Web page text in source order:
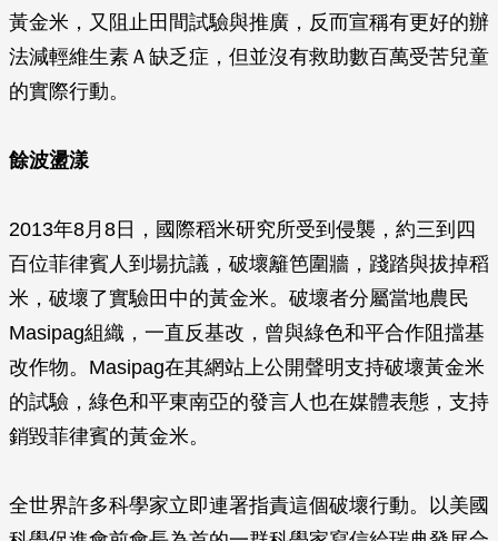
黃金米，又阻止田間試驗與推廣，反而宣稱有更好的辦
法減輕維生素Ａ缺乏症，但並沒有救助數百萬受苦兒童
的實際行動。
餘波盪漾
2013年8月8日，國際稻米研究所受到侵襲，約三到四
百位菲律賓人到場抗議，破壞籬笆圍牆，踐踏與拔掉稻
米，破壞了實驗田中的黃金米。破壞者分屬當地農民
Masipag組織，一直反基改，曾與綠色和平合作阻擋基
改作物。Masipag在其網站上公開聲明支持破壞黃金米
的試驗，綠色和平東南亞的發言人也在媒體表態，支持
銷毀菲律賓的黃金米。
全世界許多科學家立即連署指責這個破壞行動。以美國